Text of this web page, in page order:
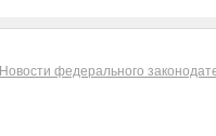
Новости федерального